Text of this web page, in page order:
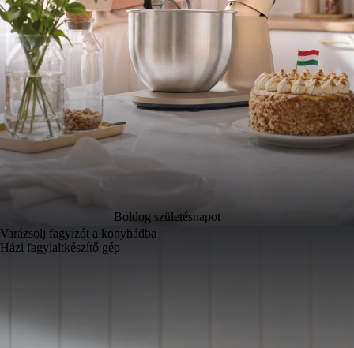
Boldog születésnapot
Varázsolj fagyizót a konyhádba
Házi fagylaltkészítő gép